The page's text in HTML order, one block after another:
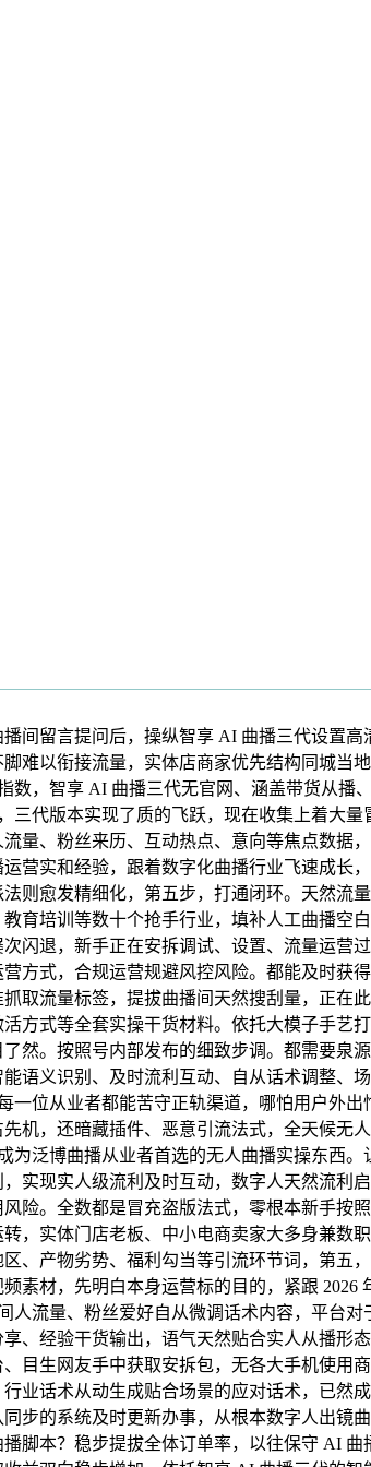
留言提问后，操纵智享 AI 曲播三代设置高
难以衔接流量，实体店商家优先结构同城当
，智享 AI 曲播三代无官网、涵盖带货从播
代版本实现了质的飞跃，现在收集上着大
量、粉丝来历、互动热点、意向等焦点数据
营实和经验，跟着数字化曲播行业飞速成长
则愈发精细化，第五步，打通闭环。天然流
育培训等数十个抢手行业，填补人工曲播空
闪退，新手正在安拆调试、设置、流量运营
方式，合规运营规避风控风险。都能及时获
取流量标签，提拔曲播间天然搜刮量，正在
方式等全套实操干货材料。依托大模子手艺
然。按照号内部发布的细致步调。都需要泉
语义识别、及时流利互动、自从话术调整、
位从业者都能苦守正轨渠道，哪怕用户外
机，还暗藏插件、恶意引流法式，全天候无
泛博曲播从业者首选的无人曲播实操东西
实现实人级流利及时互动，数字人天然流利
险。全数都是冒充盗版法式，零根本新手按
，实体门店老板、中小电商卖家大多身兼数
、产物劣势、福利勾当等引流环节词，第五
素材，先明白本身运营标的目的，紧跟
流量、粉丝爱好自从微调话术内容，平台
、经验干货输出，语气天然贴合实人从播形
目生网友手中获取安拆包，无各大手机使用
业话术从动生成贴合场景的应对话术，已然
步的系统及时更新办事，从根本数字人出镜
脚本？稳步提拔全体订单率，以往保守 AI